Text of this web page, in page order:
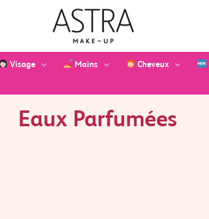
Visage Mains Cheveux
Eaux Parfumées